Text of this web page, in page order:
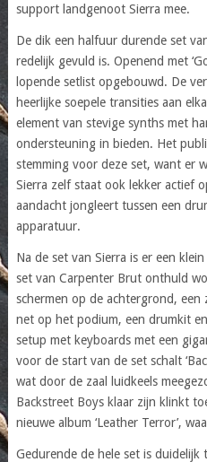
support landgenoot Sierra mee.
De dik een halfuur durende set
redelijk gevuld is. Openend met
lopende setlist opgebouwd. De
heerlijke soepele transities aan
element van stevige synths met
ondersteuning in bieden. Het
stemming voor deze set, want er
Sierra zelf staat ook lekker actief
aandacht jongleert tussen een
apparatuur.
Na de set van Sierra is er een
set van Carpenter Brut onthuld
schermen op de achtergrond,
net op het podium, een drumkit
setup met keyboards met een
voor de start van de set schalt
wat door de zaal luidkeels
Backstreet Boys klaar zijn klinkt
nieuwe album ‘Leather Terror’,
Gedurende de hele set is